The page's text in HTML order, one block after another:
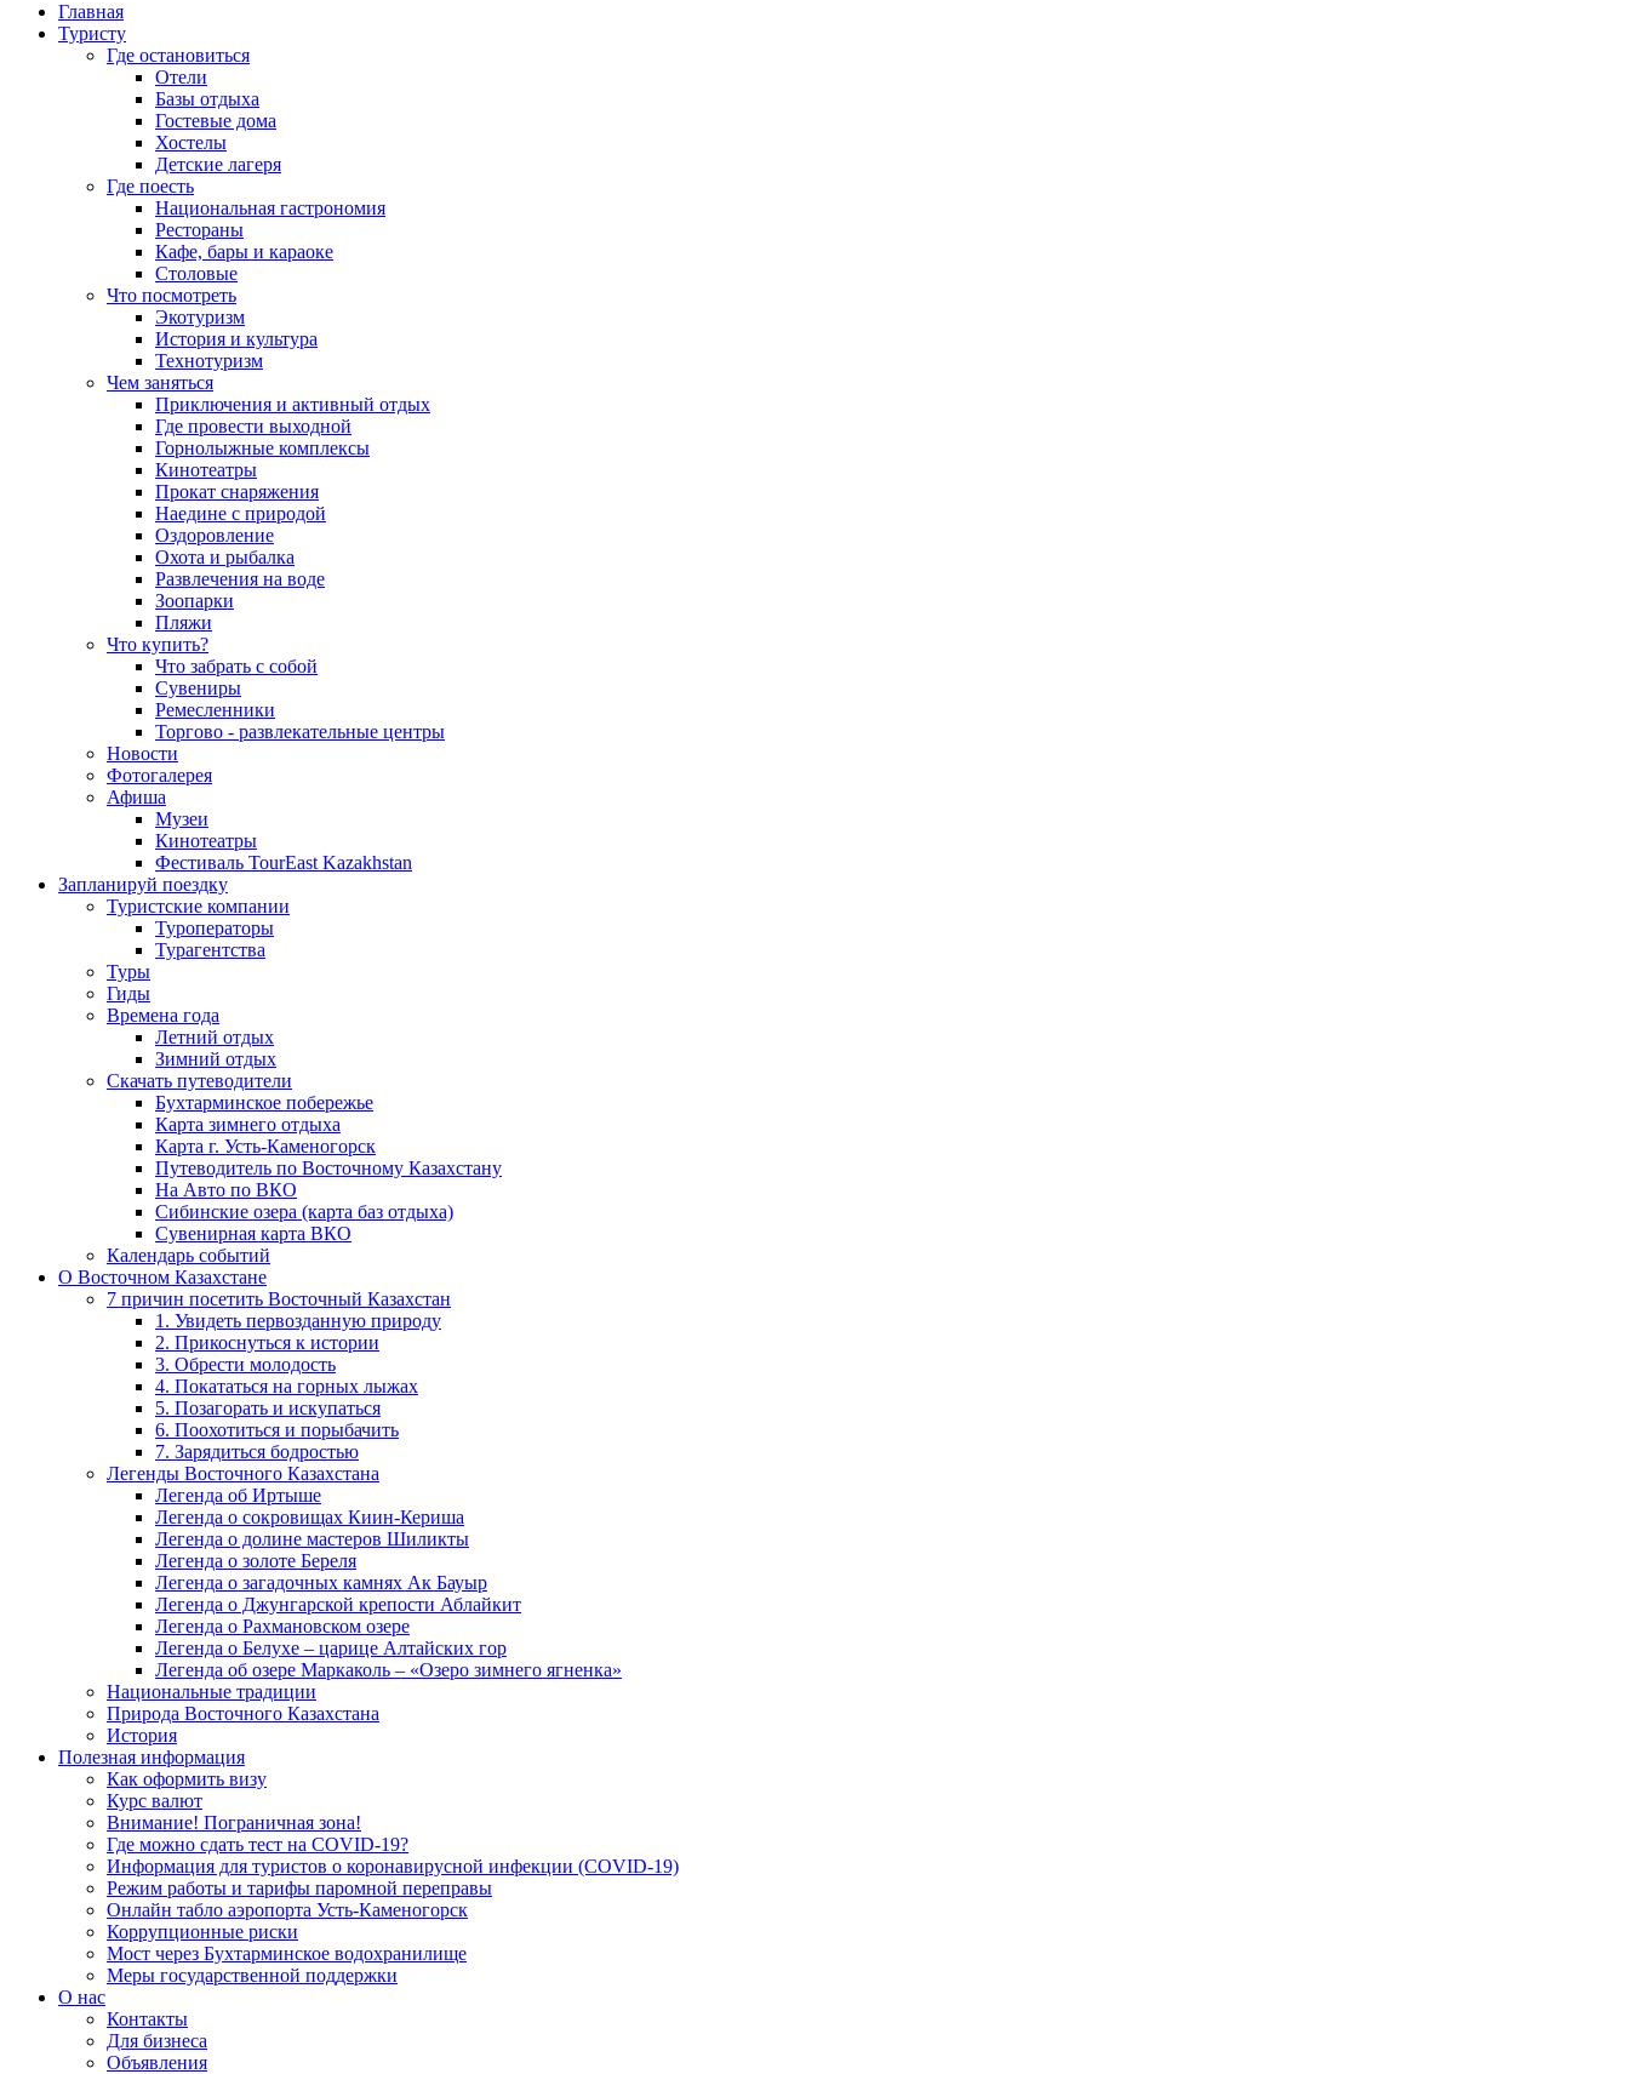
Главная
Туристу
Где остановиться
Отели
Базы отдыха
Гостевые дома
Хостелы
Детские лагеря
Где поесть
Национальная гастрономия
Рестораны
Кафе, бары и караоке
Столовые
Что посмотреть
Экотуризм
История и культура
Технотуризм
Чем заняться
Приключения и активный отдых
Где провести выходной
Горнолыжные комплексы
Кинотеатры
Прокат снаряжения
Наедине с природой
Оздоровление
Охота и рыбалка
Развлечения на воде
Зоопарки
Пляжи
Что купить?
Что забрать с собой
Сувениры
Ремесленники
Торгово - развлекательные центры
Новости
Фотогалерея
Афиша
Музеи
Кинотеатры
Фестиваль TourEast Kazakhstan
Запланируй поездку
Туристские компании
Туроператоры
Турагентства
Туры
Гиды
Времена года
Летний отдых
Зимний отдых
Скачать путеводители
Бухтарминское побережье
Карта зимнего отдыха
Карта г. Усть-Каменогорск
Путеводитель по Восточному Казахстану
На Авто по ВКО
Сибинские озера (карта баз отдыха)
Сувенирная карта ВКО
Календарь событий
О Восточном Казахстане
7 причин посетить Восточный Казахстан
1. Увидеть первозданную природу
2. Прикоснуться к истории
3. Обрести молодость
4. Покататься на горных лыжах
5. Позагорать и искупаться
6. Поохотиться и порыбачить
7. Зарядиться бодростью
Легенды Восточного Казахстана
Легенда об Иртыше
Легенда о сокровищах Киин-Кериша
Легенда о долине мастеров Шиликты
Легенда о золоте Береля
Легенда о загадочных камнях Ак Бауыр
Легенда о Джунгарской крепости Аблайкит
Легенда о Рахмановском озере
Легенда о Белухе – царице Алтайских гор
Легенда об озере Маркаколь – «Озеро зимнего ягненка»
Национальные традиции
Природа Восточного Казахстана
История
Полезная информация
Как оформить визу
Курс валют
Внимание! Пограничная зона!
Где можно сдать тест на COVID-19?
Информация для туристов о коронавирусной инфекции (COVID-19)
Режим работы и тарифы паромной переправы
Онлайн табло аэропорта Усть-Каменогорск
Коррупционные риски
Мост через Бухтарминское водохранилище
Меры государственной поддержки
О нас
Контакты
Для бизнеса
Объявления